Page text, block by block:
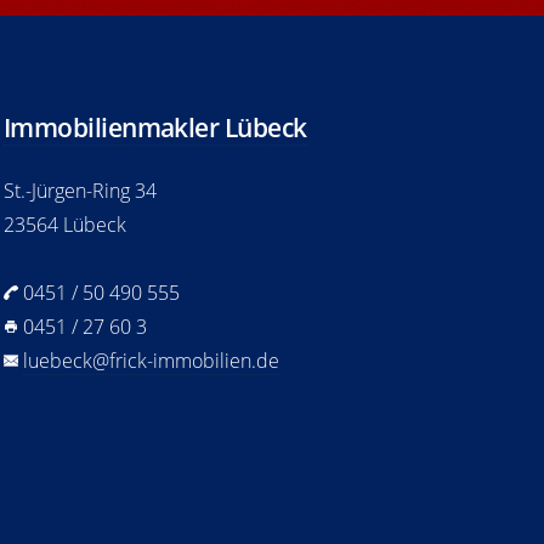
Immobilienmakler Lübeck
St.-Jürgen-Ring 34
23564 Lübeck
0451 / 50 490 555
0451 / 27 60 3
luebeck@frick-immobilien.de